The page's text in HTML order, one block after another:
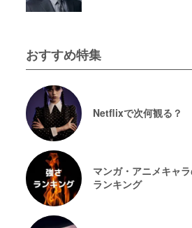
おすすめ特集
Netflixで次何観る？
マンガ・アニメキャ
ランキング